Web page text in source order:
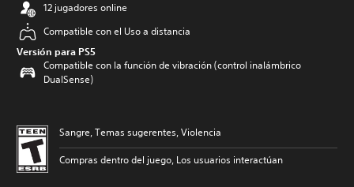
12 jugadores online
Compatible con el Uso a distancia
Versión para PS5
Compatible con la función de vibración (control inalámbrico
DualSense)
Sangre, Temas sugerentes, Violencia
Compras dentro del juego, Los usuarios interactúan